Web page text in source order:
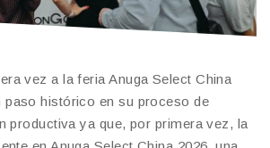
vez a la feria Anuga Select China
paso histórico en su proceso de
productiva ya que, por primera vez, la